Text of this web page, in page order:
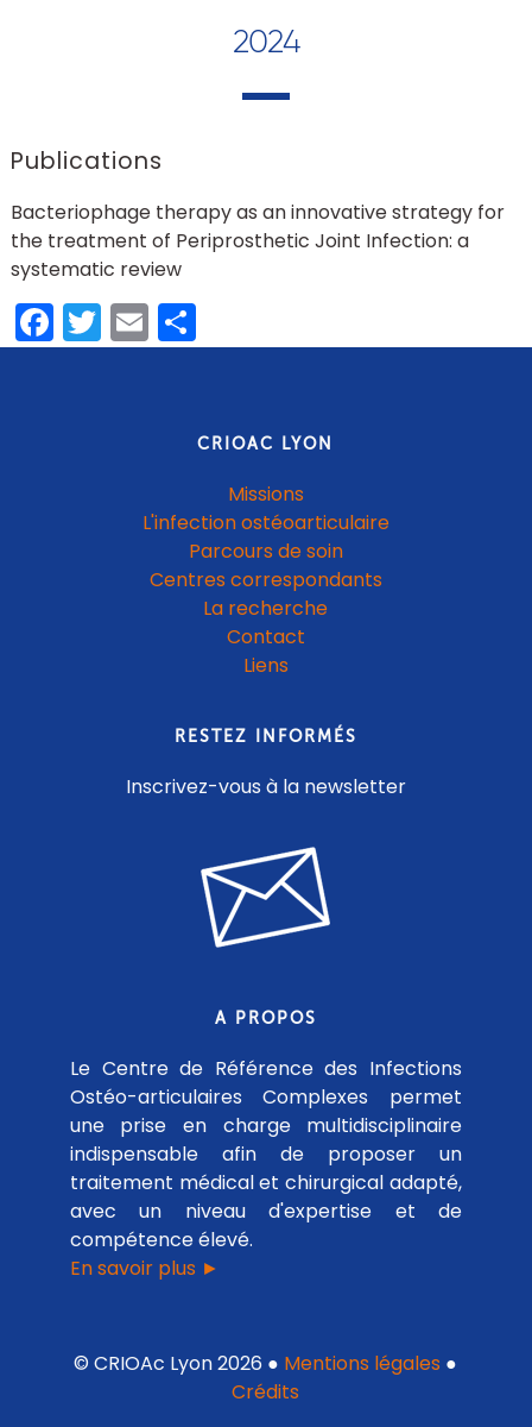
2024
Publications
Bacteriophage therapy as an innovative strategy for
the treatment of Periprosthetic Joint Infection: a
systematic review
Facebook
Twitter
EmailPartager
CRIOAC LYON
Missions
L'infection ostéoarticulaire
Parcours de soin
Centres correspondants
La recherche
Contact
Liens
RESTEZ INFORMÉS
Inscrivez-vous à la newsletter
A PROPOS
Le Centre de Référence des Infections
Ostéo-articulaires Complexes permet
une prise en charge multidisciplinaire
indispensable afin de proposer un
traitement médical et chirurgical adapté,
avec un niveau d'expertise et de
compétence élevé.
En savoir plus ►
© CRIOAc Lyon 2026 ● Mentions légales ●
Crédits